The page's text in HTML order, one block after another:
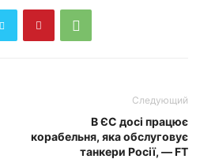
Следующий
В ЄС досі працює
корабельня, яка обслуговує
танкери Росії, — FT